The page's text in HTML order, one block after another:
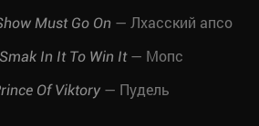
Must Go On — Лхасский апсо
In It To Win It— Мопс
Of Viktory — Пудель